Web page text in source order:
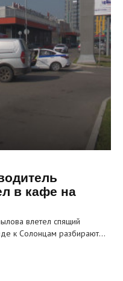
в кафе на
влетел спящий
к Солонцам разбирают…